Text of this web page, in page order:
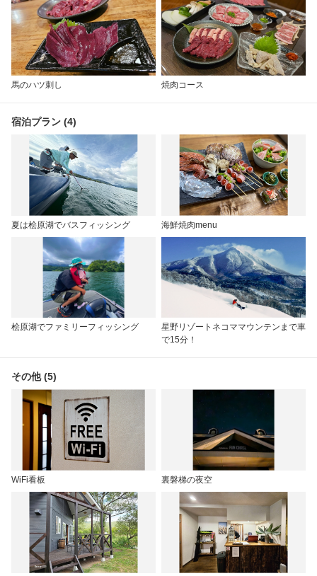
馬のハツ刺し 焼肉コース
宿泊プラン (4)
夏は桧原湖でバスフィッシング 海鮮焼肉menu
桧原湖でファミリーフィッシング
星野リゾートネコママウンテンまで車
で15分！
その他 (5)
WiFi看板 裏磐梯の夜空